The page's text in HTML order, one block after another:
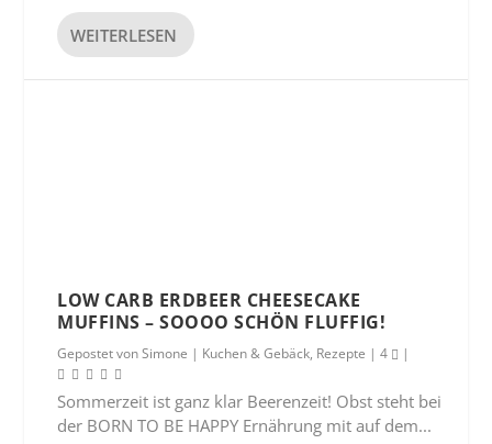
WEITERLESEN
LOW CARB ERDBEER CHEESECAKE
MUFFINS – SOOOO SCHÖN FLUFFIG!
Gepostet vonSimone | Kuchen & Gebäck, Rezepte |4 |
Sommerzeit ist ganz klar Beerenzeit! Obst steht bei
der BORN TO BE HAPPY Ernährung mit auf dem...